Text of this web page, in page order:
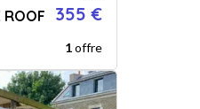
ROOF 355 €
1offre